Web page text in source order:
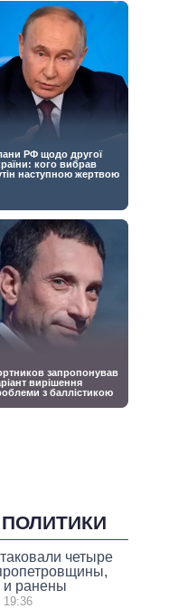
четыре
и ранены
19:36